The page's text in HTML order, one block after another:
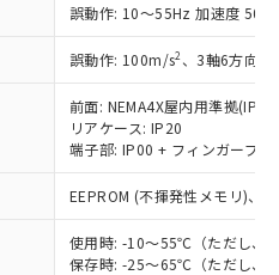
誤動作: 10～55Hz 加速度
誤動作: 100m/s2 、3軸6方向
前面: NEMA4X屋内用準拠
リアケース: IP20
端子部: IP00 + フィンガープ
EEPROM (不揮発性メモリ)、
使用時: -10～55℃（ただし、
保存時: -25～65℃（ただし、
ブサイト上で当社にご
リストについて、当社
同利用者が、当社の製
関するお客様との取
な範囲で利用すること
者とは、"個人情報
の「1.共同利
記載されている法人を
ウンロード
ダウンロードするこ
）の非含有証明書
（当社基準）
点で非含有を証明す
て非含有を証明する
キャンセル